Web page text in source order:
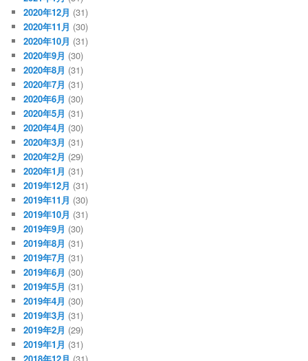
2020年12月 (31)
2020年11月 (30)
2020年10月 (31)
2020年9月 (30)
2020年8月 (31)
2020年7月 (31)
2020年6月 (30)
2020年5月 (31)
2020年4月 (30)
2020年3月 (31)
2020年2月 (29)
2020年1月 (31)
2019年12月 (31)
2019年11月 (30)
2019年10月 (31)
2019年9月 (30)
2019年8月 (31)
2019年7月 (31)
2019年6月 (30)
2019年5月 (31)
2019年4月 (30)
2019年3月 (31)
2019年2月 (29)
2019年1月 (31)